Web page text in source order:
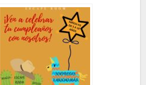
Madrid, Madrid –
Madrid